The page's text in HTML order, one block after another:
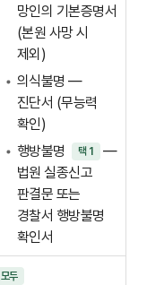
망인의 기본증명서
(본원 사망 시
제외)
의식불명 —
진단서 (무능력
확인)
행방불명
택 1
—
법원 실종신고
판결문 또는
경찰서 행방불명
확인서
모두